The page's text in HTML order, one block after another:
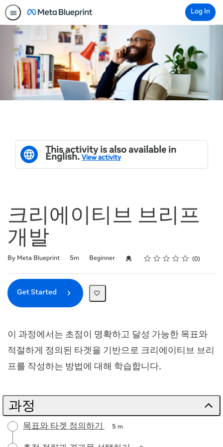
Log In
This activity is also available in
English. View activity
크리에이티브 브리프
개발
By Meta Blueprint
Duration 5m
Difficulty Beginner Credential For Completion
Rating
1 star
2 stars
3 stars
4 stars
5 stars
Average rating: 0 0
No reviews
Get Started
이 과정에서는 초점이 명확하고 달성 가능한 목표와
적절하게 정의된 타겟을 기반으로 크리에이티브 브리
프를 작성하는 방법에 대해 학습합니다.
과정
목표와 타겟 정의하기 5 m